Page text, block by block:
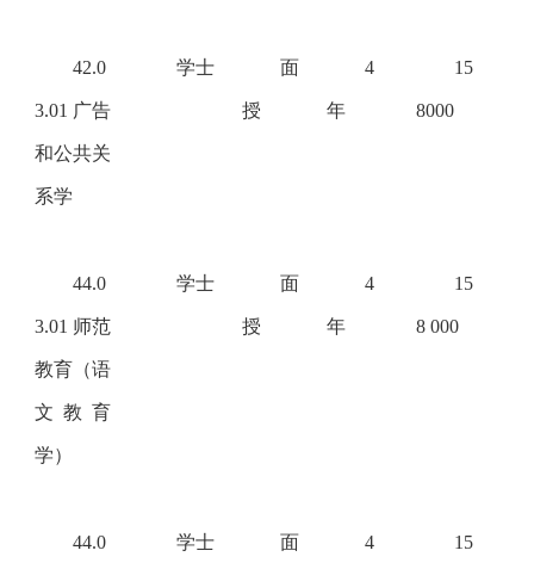
42.0
3.01 广告
和公共关
系学
学士 面
授
4
年
15
8000
44.0
3.01 师范
教育（语
文教育
学）
学士 面
授
4
年
15
8 000
44.0 学士 面 4 15